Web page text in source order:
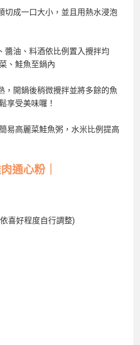
切成一口大小，並且用熱水浸泡
醬油、料酒依比例置入攪拌均
、鮭魚至鍋內
，開鍋後稍微攪拌並將多餘的魚
享受美味囉！
易高麗菜鮭魚粥，水米比例提高
通心粉｜
喜好程度自行調整)